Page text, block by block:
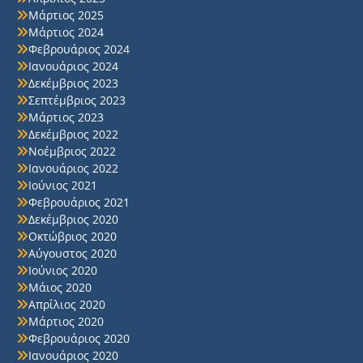
Μάρτιος 2025
Μάρτιος 2024
Φεβρουάριος 2024
Ιανουάριος 2024
Δεκέμβριος 2023
Σεπτέμβριος 2023
Μάρτιος 2023
Δεκέμβριος 2022
Νοέμβριος 2022
Ιανουάριος 2022
Ιούνιος 2021
Φεβρουάριος 2021
Δεκέμβριος 2020
Οκτώβριος 2020
Αύγουστος 2020
Ιούνιος 2020
Μάιος 2020
Απρίλιος 2020
Μάρτιος 2020
Φεβρουάριος 2020
Ιανουάριος 2020